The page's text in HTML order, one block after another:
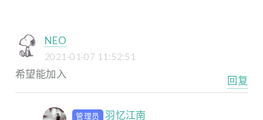
NEO
2021-01-07 11:52:51
希望能加入
回复
管理员 羽忆江南